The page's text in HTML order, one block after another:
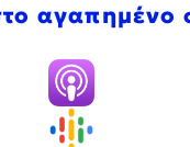
αγαπημένο